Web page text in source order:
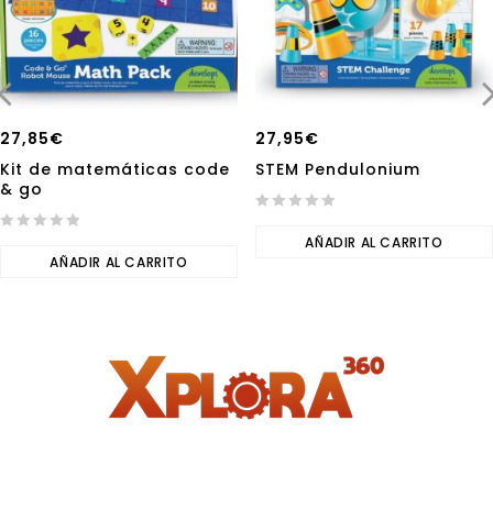
27,85€
Kit de matemáticas code
& go
AÑADIR AL CARRITO
27,95€
STEM Pendulonium
AÑADIR AL CARRITO